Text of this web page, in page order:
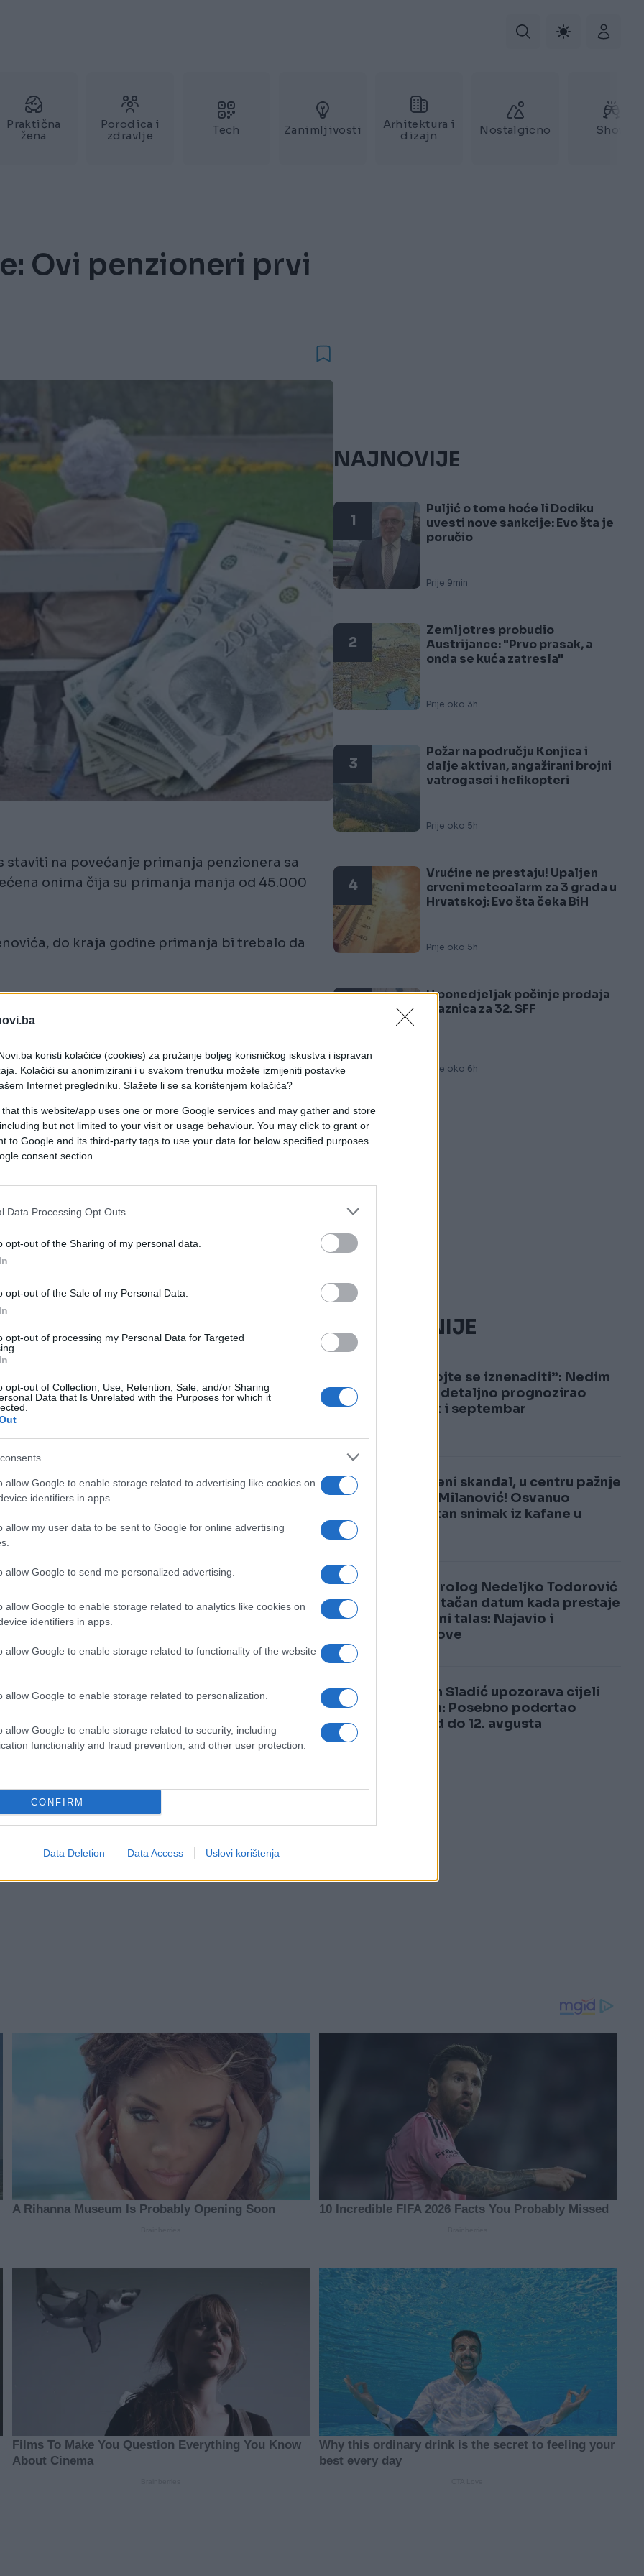
koristi kolačiće (cookies) za pružanje boljeg korisničkog iskustva i ispravan
Kolačići su anonimizirani i u svakom trenutku možete izmijeniti postavke
Internet pregledniku. Slažete li se sa korištenjem kolačića?
that this website/app uses one or more Google services and may gather and store
but not limited to your visit or usage behaviour. You may click to grant or
to Google and its third-party tags to use your data for below specified purposes
consent section.
Data Processing Opt Outs
opt-out of the Sharing of my personal data.
opt-out of the Sale of my Personal Data.
opt-out of processing my Personal Data for Targeted
opt-out of Collection, Use, Retention, Sale, and/or Sharing
Data that Is Unrelated with the Purposes for which it
allow Google to enable storage related to advertising like cookies on
identifiers in apps.
allow my user data to be sent to Google for online advertising
allow Google to send me personalized advertising.
allow Google to enable storage related to analytics like cookies on
identifiers in apps.
allow Google to enable storage related to functionality of the website
allow Google to enable storage related to personalization.
allow Google to enable storage related to security, including
functionality and fraud prevention, and other user protection.
CONFIRM
Data Deletion Data Access Uslovi korištenja
Praktična
žena
Porodica i
zdravlje
Tech Zanimljivosti
Arhitektura i
dizajn
Nostalgicno Show
Ovi penzioneri prvi
staviti na povećanje primanja penzionera sa
onima čija su primanja manja od 45.000
do kraja godine primanja bi trebalo da
svakog društva i zahvalio im na svemu što su
države usmerene ka poboljšanju njihovog
periodu nastavimo ono što ste vi započeli,
se pobrinuti da država bude uz vas i da vam
sigurne i stabilne već i sve veće. Posebnu
i nastojaćemo da do kraja godine
nego ostale penzije- rekao je on.
penzija, potvrdio je nedavno i predsjednik
će država pronaći rješenje, da uz poštovanje
od 40.000 i 45.000 dinara imaju dodatno
2025. godine, kada su porasle linearno
u ovoj godini iznosi oko 485 evra, dok je, na
204 eura.
država pokazala da brine o građanima svih
a ono što je najbitnije - i o socijalnim
će građani dobiti od države i iskoristiti
stabilnost. Siguran sam da će takozvana
ako je argumentovana, ali kada pogledamo
je da nema argumente - navodi Puzić.
NAJNOVIJE
1
Puljić o tome hoće li Dodiku
uvesti nove sankcije: Evo šta je
poručio
Prije 9min
2
Zemljotres probudio
Austrijance: "Prvo prasak, a
onda se kuća zatresla"
Prije oko 3h
3
Požar na području Konjica i
dalje aktivan, angažirani brojni
vatrogasci i helikopteri
Prije oko 5h
4
Vrućine ne prestaju! Upaljen
crveni meteoalarm za 3 grada u
Hrvatskoj: Evo šta čeka BiH
Prije oko 5h
U ponedjeljak počinje prodaja
ulaznica za 32. SFF
Prije oko 6h
NAJČITANIJE
1
“Nemojte se iznenaditi”: Nedim
Sladić detaljno prognozirao
avgust i septembar
2
Neviđeni skandal, u centru pažnje
Zoran Milanović! Osvanuo
šokantan snimak iz kafane u
3
Meteorolog Nedeljko Todorović
otkrio tačan datum kada prestaje
toplotni talas: Najavio i
pljuskove
4
Nedim Sladić upozorava cijeli
Balkan: Posebno podcrtao
period do 12. avgusta